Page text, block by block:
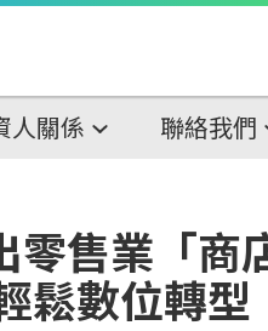
人關係 聯絡我們
售業「
鬆數位轉型